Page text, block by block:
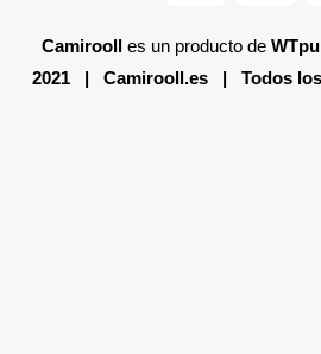
Camirooll es un producto de
2021 | Camirooll.es| Todos los